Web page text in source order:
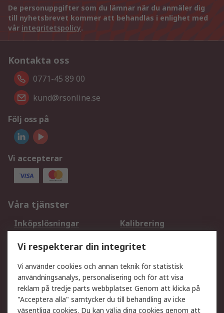
De personuppgifter som du lämnar när du anmäler dig
till nyhetsbrevet kommer att behandlas i enlighet med
vår integritetspolicy.
Kontakta oss
0771-45 89 00
kund@rsonline.se
Följ oss på
Vi accepterar
Våra tjänster
Inköpslösningar
Kalibrering
DesignSpark
Teknisk Support
Ditt lokala säljteam
Exportlösningar
Support
Få hjälp Retur av varor
Vi respekterar din integritet
Vi använder cookies och annan teknik för statistisk
användningsanalys, personalisering och för att visa
reklam på tredje parts webbplatser. Genom att klicka på
"Acceptera alla" samtycker du till behandling av icke
väsentliga cookies. Du kan välja dina cookies genom att